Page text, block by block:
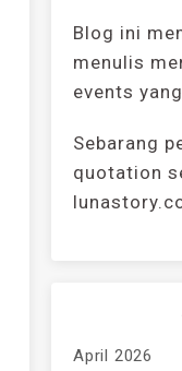
Blog ini
menulis
events
Sebarang
quotation
April 2026